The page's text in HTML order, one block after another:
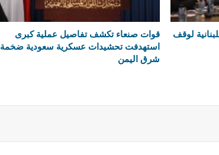
لوقف
قوات صنعاء تكشف تفاصيل عملية كبرى
استهدفت تحشيدات عسكرية سعودية ضخمة
شرق اليمن